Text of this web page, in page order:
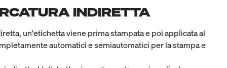
INDIRETTA
un'etichetta viene prima stampata e poi applicata al
automatici e semiautomatici per la stampa e